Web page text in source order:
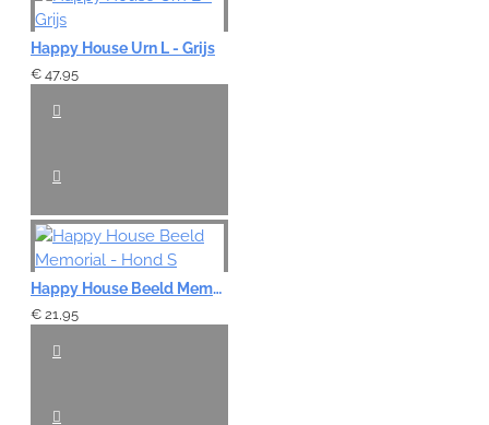
Happy House Urn L - Grijs
€ 47,95
Happy House Beeld Memorial - Hond S
€ 21,95